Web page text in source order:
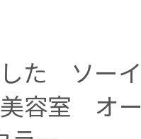
した ソーイ
容室 オー